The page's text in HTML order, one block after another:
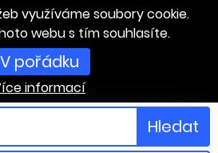
využíváme soubory cookie.
webu s tím souhlasíte.
V pořádku
informací
Hledat